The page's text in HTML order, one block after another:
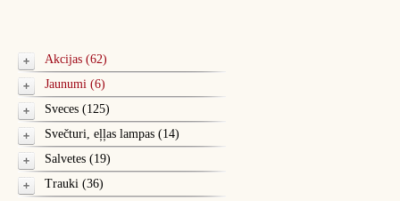
Akcijas (62)
Jaunumi (6)
Sveces (125)
Svečturi, eļļas lampas (14)
Salvetes (19)
Trauki (36)